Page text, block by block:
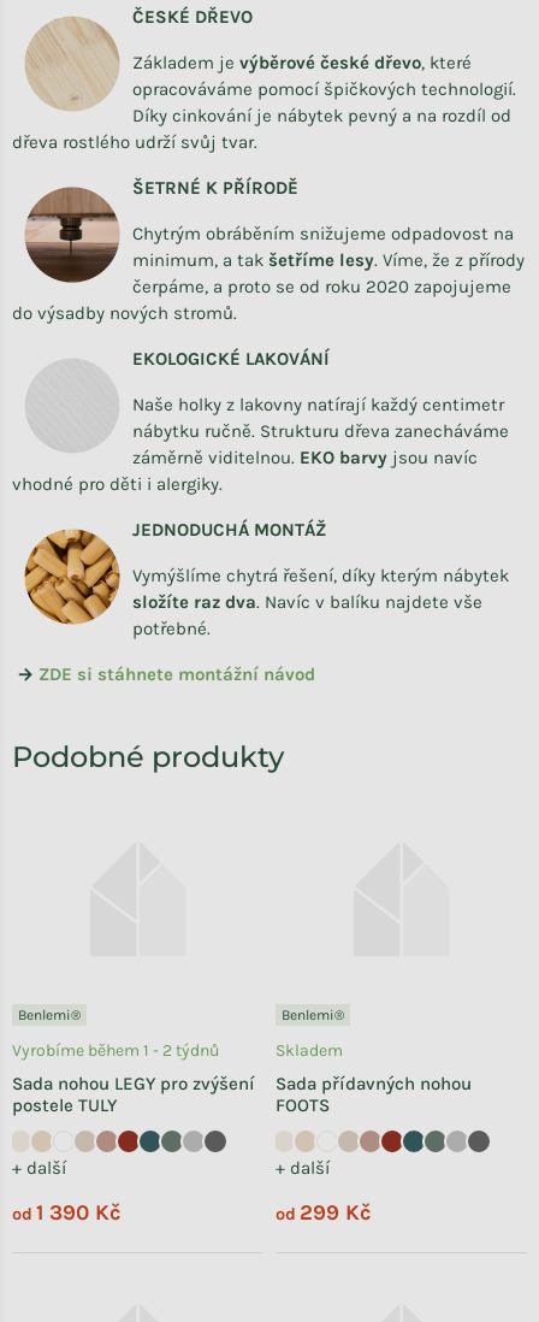
ČESKÉ DŘEVO
Základem je výběrové české dřevo, které
opracováváme pomocí špičkových technologií.
Díky cinkování je nábytek pevný a na rozdíl od
dřeva rostlého udrží svůj tvar.
ŠETRNÉ K PŘÍRODĚ
Chytrým obráběním snižujeme odpadovost na
minimum, a tak šetříme lesy. Víme, že z přírody
čerpáme, a proto se od roku 2020 zapojujeme
do výsadby nových stromů.
EKOLOGICKÉ LAKOVÁNÍ
Naše holky z lakovny natírají každý centimetr
nábytku ručně. Strukturu dřeva zanecháváme
záměrně viditelnou. EKO barvy jsou navíc
vhodné pro děti i alergiky.
JEDNODUCHÁ MONTÁŽ
Vymýšlíme chytrá řešení, díky kterým nábytek
složíte raz dva. Navíc v balíku najdete vše
potřebné.
→ ZDE si stáhnete montážní návod
Benlemi®
Sada nohou LEGY pro zvýšení
postele TULY
+ další
Vyrobíme během 1 - 2 týdnů
od 1 390 Kč
Benlemi®
Sada přídavných nohou
FOOTS
+ další
Skladem
od 299 Kč